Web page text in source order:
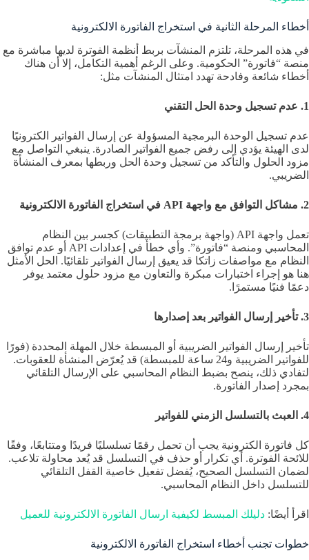
أخطاء المرحلة الثانية في استخراج الفاتورة الالكترونية
في هذه المرحلة، تلتزم المنشآت بربط أنظمة الفوترة لديها مباشرة مع
منصة “فاتورة” الحكومية. وعلى الرغم أهمية التكامل، إلا أن هناك
أخطاء شائعة وفادحة تهدد امتثال المنشآت مثل:
1. عدم تسجيل وحدة الحل التقني
عدم تسجيل الوحدة البرمجية المسؤولة عن إرسال الفواتير الكترونيًا
لدى الهيئة يؤدي إلى رفض جميع الفواتير الصادرة. ينبغي التواصل مع
مزود الحلول والتأكد من تسجيل وحدة الحل وربطها بمعرف المنشأة
الضريبي.
2. مشاكل التوافق مع واجهة API في استخراج الفاتورة الالكترونية
تعمل واجهة API (واجهة برمجة التطبيقات) كجسر بين النظام
المحاسبي ومنصة “فاتورة”. وأي خطأ في إعدادات API أو عدم توافق
النظام مع مواصفات زاتكا قد يعيق إرسال الفواتير تلقائيًا. الحل الأمثل
هنا هو إجراء اختبارات مبكرة والتعاون مع مزود حلول معتمد يوفر
دعمًا فنيًا مستمرًا.
3. تأخير إرسال الفواتير بعد إصدارها
تأخير إرسال الفواتير الضريبية أو المبسطة خلال المهلة المحددة (فورًا
للفواتير الضريبية و24 ساعة للمبسطة) قد يُعرّض المنشأة للعقوبات.
لتفادي ذلك، ينصح بضبط النظام المحاسبي على الإرسال التلقائي
بمجرد إصدار الفاتورة.
4. العبث بالتسلسل الزمني للفواتير
كل فاتورة الكترونية يجب أن تحمل رقمًا تسلسليًا فريدًا ومتتابعًا، وفقًا
للائحة الفوترة. أي تكرار أو حذف في التسلسل قد يُعد محاولة تلاعب.
لضمان التسلسل الصحيح، يُفضل تفعيل خاصية القفل التلقائي
للتسلسل داخل النظام المحاسبي.
اقرأ أيضًا: دليلك المبسط لكيفية ارسال الفاتورة الالكترونية للعميل
خطوات تجنب أخطاء استخراج الفاتورة الالكترونية